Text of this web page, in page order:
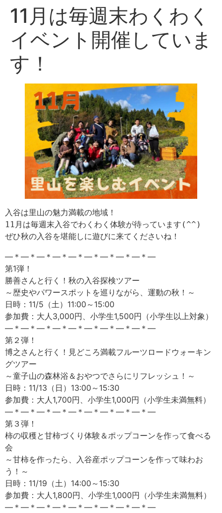
11月は毎週末わくわく
イベント開催していま
す！
入谷は里山の魅力満載の地域！
11月は毎週末入谷でわくわく体験が待っています(^^)
ぜひ秋の入谷を堪能しに遊びに来てくださいね！
―＊―＊―＊―＊―＊―＊―＊―＊―＊―
第1弾！
勝善さんと行く！秋の入谷探検ツアー
～歴史やパワースポットを巡りながら、運動の秋！～
日時：11/5（土）11:00～15:00
参加費：大人3,000円、小学生1,500円（小学生以上対象）
―＊―＊―＊―＊―＊―＊―＊―＊―＊―
第２弾！
博之さんと行く！見どころ満載フルーツロードウォーキン
グツアー
～童子山の森林浴＆おやつでさらにリフレッシュ！～
日時：11/13（日）13:00～15:30
参加費：大人1,700円、小学生1,000円（小学生未満無料）
―＊―＊―＊―＊―＊―＊―＊―＊―＊―
第３弾！
柿の収穫と甘柿づくり体験＆ポップコーンを作って食べる
会
～甘柿を作ったら、入谷産ポップコーンを作って味わお
う！～
日時：11/19（土）14:00～15:30
参加費：大人1,800円、小学生1,000円（小学生未満無料）
―＊―＊―＊―＊―＊―＊―＊―＊―＊―